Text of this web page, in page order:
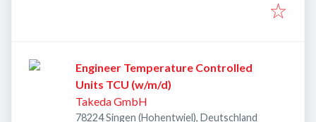
Engineer Temperature Controlled
Units TCU (w/m/d)
Takeda GmbH
78224 Singen (Hohentwiel), Deutschland